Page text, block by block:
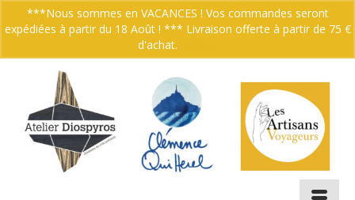
Votre panier 0.00€
***Nous sommes en VACANCES ! Vos commandes seront
expédiées à partir du 18 Août ! *** Livraison offerte à partir de 75 €
d'achat.